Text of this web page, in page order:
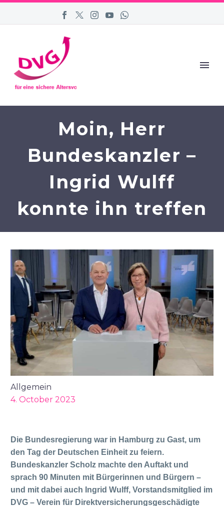
Moin, Herr
Bundeskanzler –
Ingrid Wulff
konnte ihn treffen
Allgemein
4. October 2023
Die Bundesregierung war in Hamburg zu Gast, um
den Tag der Deutschen Einheit zu feiern.
Bundeskanzler Scholz machte den Auftakt und
sprach 90 Minuten mit Bürgerinnen und Bürgern –
und mit dabei auch Ingrid Wulff, Vorstandsmitglied im
DVG – Verein für Direktversicherungsgeschädigte